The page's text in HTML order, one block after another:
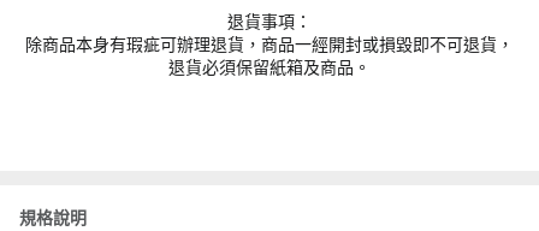
退貨事項：
除商品本身有瑕疵可辦理退貨，商品一經開封或損毀即不可退貨，
退貨必須保留紙箱及商品。
規格說明